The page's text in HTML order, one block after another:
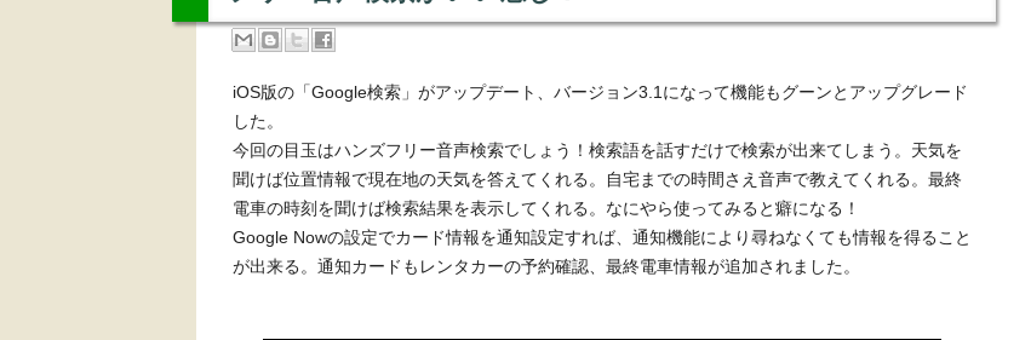
iOS版の「Google検索」がアップデート、バージョン3.1になって機能もグーンとアップグレード
した。
今回の目玉はハンズフリー音声検索でしょう！検索語を話すだけで検索が出来てしまう。天気を
聞けば位置情報で現在地の天気を答えてくれる。自宅までの時間さえ音声で教えてくれる。最終
電車の時刻を聞けば検索結果を表示してくれる。なにやら使ってみると癖になる！
Google Nowの設定でカード情報を通知設定すれば、通知機能により尋ねなくても情報を得ること
が出来る。通知カードもレンタカーの予約確認、最終電車情報が追加されました。